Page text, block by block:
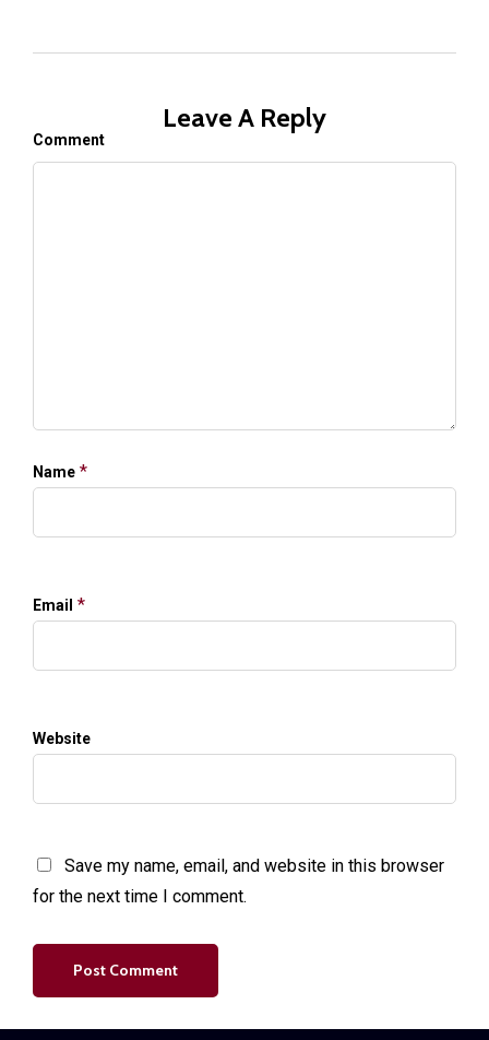
Leave A Reply
Comment
Name *
Email *
Website
Save my name, email, and website in this browser
for the next time I comment.